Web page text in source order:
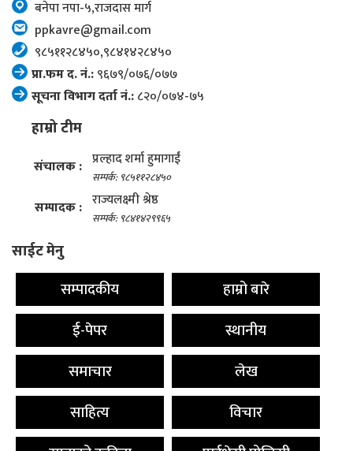
बनेपा नपा-५,राजदास मार्ग
ppkavre@gmail.com
९८५११२८४५०,९८४१४२८४५०
प्रा.फम द. नं.:९६७९/०७६/०७७
सूचना विभाग दर्ता नं.:८२०/०७४-७५
हाम्रो टीम
संचालक : प्रल्हाद शर्मा हुमागाईं
सम्पर्क: ९८५११२८४५०
सम्पादक : राज्यलक्ष्मी श्रेष्ठ
सम्पर्क: ९८४१४२९९६५
साईट मेनु
सम्पादकीय
हाम्रो बारे
ई-पेपर
स्थानीय
समाचार
लेख
साहित्य
विचार